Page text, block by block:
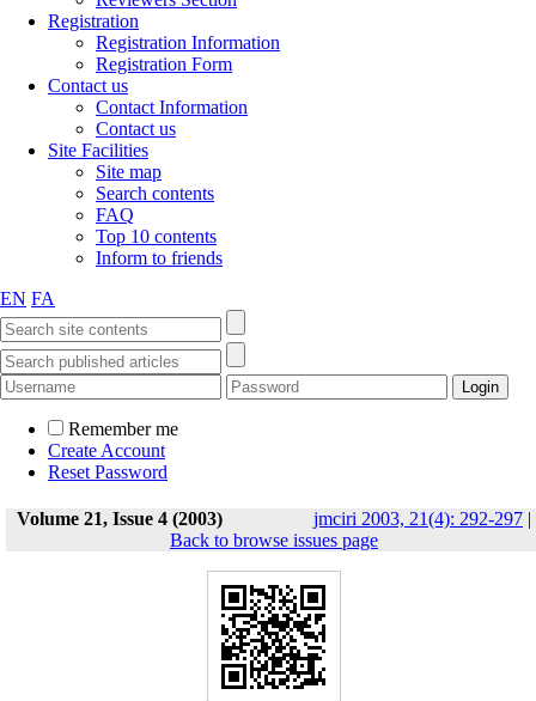
Registration
Registration Information
Registration Form
Contact us
Contact Information
Contact us
Site Facilities
Site map
Search contents
FAQ
Top 10 contents
Inform to friends
EN FA
Remember me
Create Account
Reset Password
Volume 21, Issue 4 (2003) jmciri 2003, 21(4): 292-297 |
Back to browse issues page